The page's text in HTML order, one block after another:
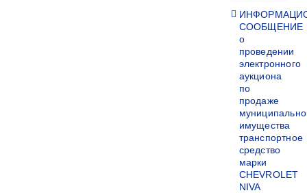
СООБЩЕНИЕ
о
проведении
электронного
аукциона
по
продаже
имущества
транспортное
средство
марки
CHEVROLET
NIVA